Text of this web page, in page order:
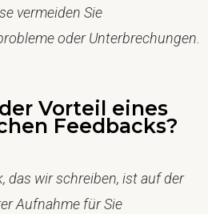
vermeiden Sie
oder Unterbrechungen.
Vorteil eines
Feedbacks?
das wir schreiben, ist auf der
Aufnahme für Sie